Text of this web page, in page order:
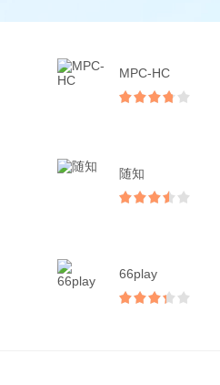
MPC-HC
随知
66play